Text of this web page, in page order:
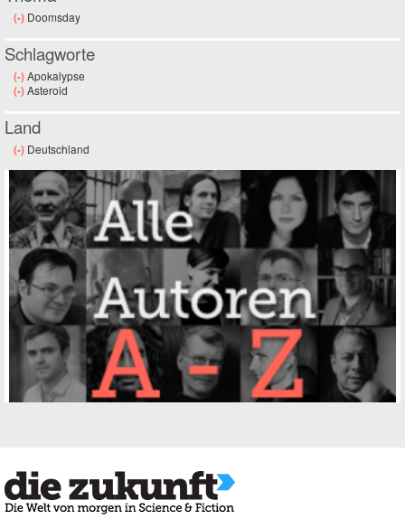
(-) Remove Doomsday filter
Doomsday
Schlagworte
(-)Remove Apokalypse filter
Apokalypse
(-)Remove Asteroid filter
Asteroid
Land
(-) Remove Deutschland filter
Deutschland